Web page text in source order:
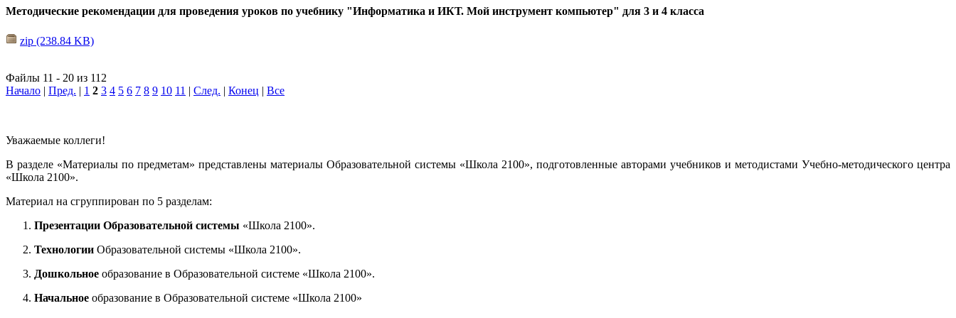
Методические рекомендации для проведения уроков по учебнику "Информатика и ИКТ. Мой инструмент компьютер" для 3 и 4 класса
zip (238.84 KB)
Файлы 11 - 20 из 112
Начало | Пред. | 1 2 3 4 5 6 7 8 9 10 11 | След. | Конец | Все
Уважаемые коллеги!
В разделе «Материалы по предметам» представлены материалы Образовательной системы «Школа 2100», подготовленные авторами учебников и методистами Учебно-методического центра
«Школа 2100».
Материал на сгруппирован по 5 разделам:
Презентации Образовательной системы «Школа 2100».
Технологии Образовательной системы «Школа 2100».
Дошкольное образование в Образовательной системе «Школа 2100».
Начальное образование в Образовательной системе «Школа 2100»